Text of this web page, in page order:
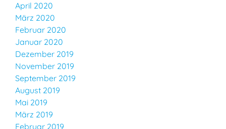
April 2020
März 2020
Februar 2020
Januar 2020
Dezember 2019
November 2019
September 2019
August 2019
Mai 2019
März 2019
Februar 2019